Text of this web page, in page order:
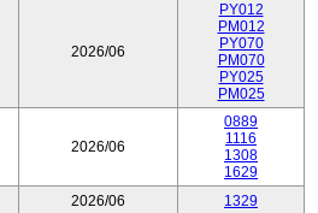
2026/06
PY012
PM012
PY070
PM070
PY025
PM025
2026/06
0889
1116
1308
1629
2026/06 1329